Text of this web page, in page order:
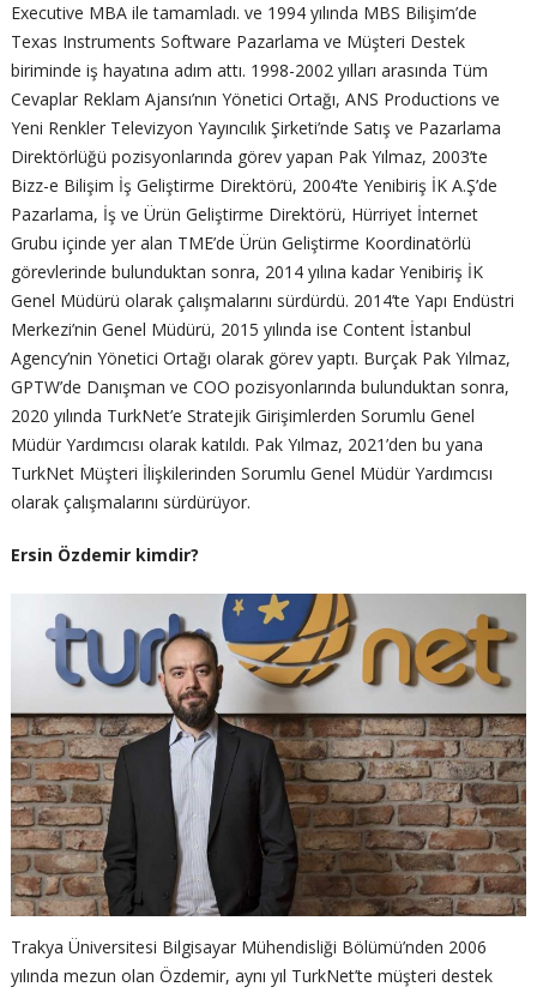
Executive MBA ile tamamladı. ve 1994 yılında MBS Bilişim’de
Texas Instruments Software Pazarlama ve Müşteri Destek
biriminde iş hayatına adım attı. 1998-2002 yılları arasında Tüm
Cevaplar Reklam Ajansı’nın Yönetici Ortağı, ANS Productions ve
Yeni Renkler Televizyon Yayıncılık Şirketi’nde Satış ve Pazarlama
Direktörlüğü pozisyonlarında görev yapan Pak Yılmaz, 2003’te
Bizz-e Bilişim İş Geliştirme Direktörü, 2004’te Yenibiriş İK A.Ş’de
Pazarlama, İş ve Ürün Geliştirme Direktörü, Hürriyet İnternet
Grubu içinde yer alan TME’de Ürün Geliştirme Koordinatörlü
görevlerinde bulunduktan sonra, 2014 yılına kadar Yenibiriş İK
Genel Müdürü olarak çalışmalarını sürdürdü. 2014’te Yapı Endüstri
Merkezi’nin Genel Müdürü, 2015 yılında ise Content İstanbul
Agency’nin Yönetici Ortağı olarak görev yaptı. Burçak Pak Yılmaz,
GPTW’de Danışman ve COO pozisyonlarında bulunduktan sonra,
2020 yılında TurkNet’e Stratejik Girişimlerden Sorumlu Genel
Müdür Yardımcısı olarak katıldı. Pak Yılmaz, 2021’den bu yana
TurkNet Müşteri İlişkilerinden Sorumlu Genel Müdür Yardımcısı
olarak çalışmalarını sürdürüyor.
Ersin Özdemir kimdir?
Trakya Üniversitesi Bilgisayar Mühendisliği Bölümü’nden 2006
yılında mezun olan Özdemir, aynı yıl TurkNet’te müşteri destek